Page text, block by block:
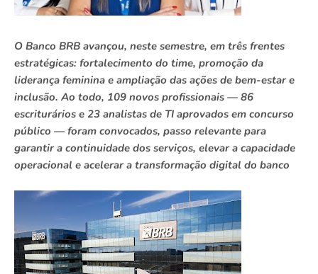
O Banco BRB avançou, neste semestre, em três frentes
estratégicas: fortalecimento do time, promoção da
liderança feminina e ampliação das ações de bem-estar e
inclusão. Ao todo, 109 novos profissionais — 86
escriturários e 23 analistas de TI aprovados em concurso
público — foram convocados, passo relevante para
garantir a continuidade dos serviços, elevar a capacidade
operacional e acelerar a transformação digital do banco